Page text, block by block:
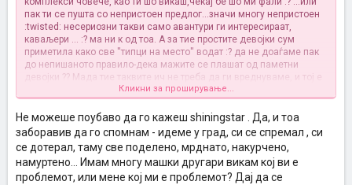
пак ти се пушта со непристоен предлог...значи многу непристоен
:twisted: несериозни такви само авантури ги интересираат,
каваљери ... :? ма ни к од тоа. А за тие простите девојки сум
приметила како све ''типци на место'' водат :? да не доаѓаме пак
до непишаното правило-дека мажите се плашат од паметни
девојки ?? Мада тие таквите ич не треба да ги вреднуваме, и тој е
глуп за мене штом оди со таква.Кликни за проширување...
Не можеше поубаво да го кажеш shiningstar . Да, и тоа
заборавив да го спомнам - идеме у град, си се спремал , си
се дотерал, таму све поделено, мрднато, накурчено,
намуртено... Имам многу машки другари викам кој ви е
проблемот, или мене кој ми е проблемот? Дај да се